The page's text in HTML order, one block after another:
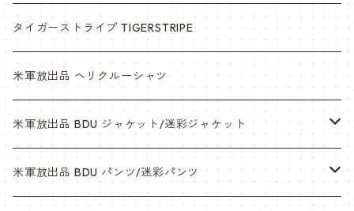
タイガーストライプ TIGERSTRIPE
米軍放出品 ヘリクルーシャツ
米軍放出品 BDU ジャケット/迷彩ジャケット
ウッドランド
米軍放出品 BDU パンツ/迷彩パンツ